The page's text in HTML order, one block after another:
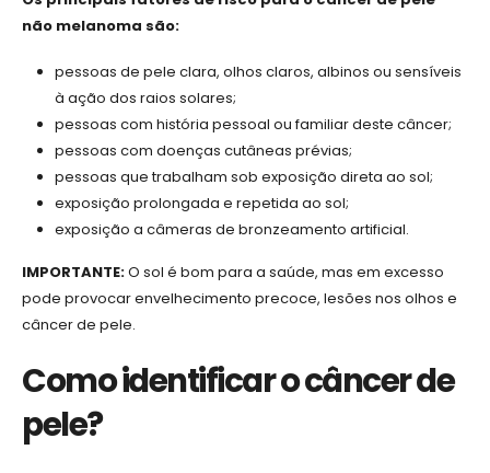
não melanoma são:
pessoas de pele clara, olhos claros, albinos ou sensíveis
à ação dos raios solares;
pessoas com história pessoal ou familiar deste câncer;
pessoas com doenças cutâneas prévias;
pessoas que trabalham sob exposição direta ao sol;
exposição prolongada e repetida ao sol;
exposição a câmeras de bronzeamento artificial.
IMPORTANTE:O sol é bom para a saúde, mas em excesso
pode provocar envelhecimento precoce, lesões nos olhos e
câncer de pele.
Como identificar o câncer de
pele?